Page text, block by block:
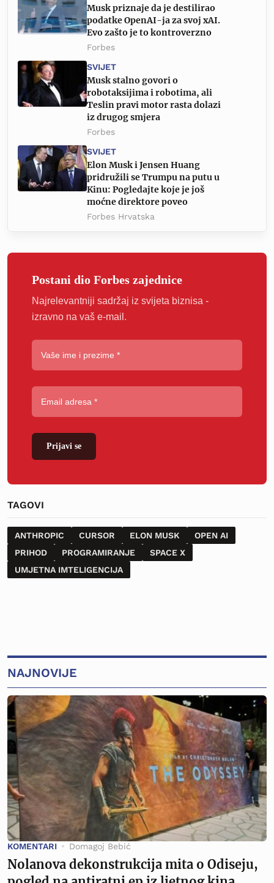
Musk priznaje da je destilirao
podatke OpenAI-ja za svoj xAI.
Evo zašto je to kontroverzno
Forbes
SVIJET
Musk stalno govori o
robotaksijima i robotima, ali
Teslin pravi motor rasta dolazi
iz drugog smjera
Forbes
SVIJET
Elon Musk i Jensen Huang
pridružili se Trumpu na putu u
Kinu: Pogledajte koje je još
moćne direktore poveo
Forbes Hrvatska
Postani dio Forbes zajednice
Najrelevantniji sadržaj iz svijeta biznisa -
izravno na vaš e-mail.
Prijavi se
TAGOVI
ANTHROPIC CURSOR ELON MUSK
OPEN AI
PRIHOD
PROGRAMIRANJE
SPACE X
UMJETNA IMTELIGENCIJA
NAJNOVIJE
KOMENTARI Domagoj Bebić
Nolanova dekonstrukcija mita o Odiseju,